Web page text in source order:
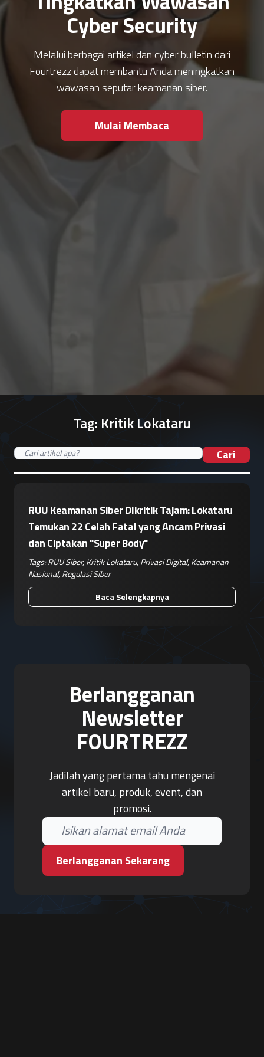
Cyber Security
Melalui berbagai artikel dan cyber bulletin dari
Fourtrezz dapat membantu Anda meningkatkan
wawasan seputar keamanan siber.
Mulai Membaca
Tag: Kritik Lokataru
Cari
RUU Keamanan Siber Dikritik Tajam: Lokataru
Temukan 22 Celah Fatal yang Ancam Privasi
dan Ciptakan "Super Body"
Tags:RUU Siber,Kritik Lokataru,Privasi Digital,Keamanan
Nasional,Regulasi Siber
Baca Selengkapnya
Berlangganan
Newsletter
FOURTREZZ
Jadilah yang pertama tahu mengenai
artikel baru, produk, event, dan
promosi.
Berlangganan Sekarang